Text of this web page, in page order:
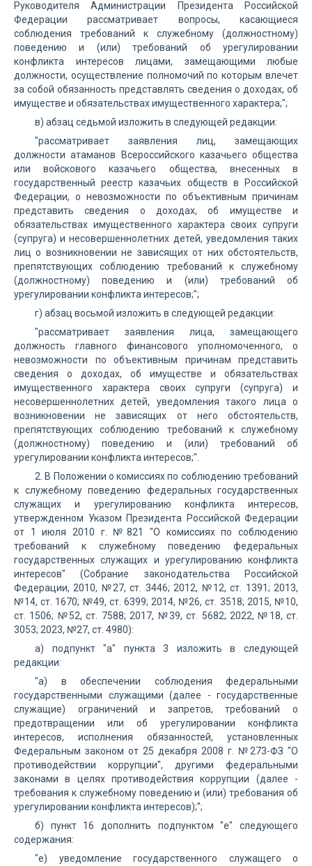
Руководителя Администрации Президента Российской
Федерации рассматривает вопросы, касающиеся
соблюдения требований к служебному (должностному)
поведению и (или) требований об урегулировании
конфликта интересов лицами, замещающими любые
должности, осуществление полномочий по которым влечет
за собой обязанность представлять сведения о доходах, об
имуществе и обязательствах имущественного характера;";
в) абзац седьмой изложить в следующей редакции:
"рассматривает заявления лиц, замещающих
должности атаманов Всероссийского казачьего общества
или войскового казачьего общества, внесенных в
государственный реестр казачьих обществ в Российской
Федерации, о невозможности по объективным причинам
представить сведения о доходах, об имуществе и
обязательствах имущественного характера своих супруги
(супруга) и несовершеннолетних детей, уведомления таких
лиц о возникновении не зависящих от них обстоятельств,
препятствующих соблюдению требований к служебному
(должностному) поведению и (или) требований об
урегулировании конфликта интересов;";
г) абзац восьмой изложить в следующей редакции:
"рассматривает заявления лица, замещающего
должность главного финансового уполномоченного, о
невозможности по объективным причинам представить
сведения о доходах, об имуществе и обязательствах
имущественного характера своих супруги (супруга) и
несовершеннолетних детей, уведомления такого лица о
возникновении не зависящих от него обстоятельств,
препятствующих соблюдению требований к служебному
(должностному) поведению и (или) требований об
урегулировании конфликта интересов;".
2. В Положении о комиссиях по соблюдению требований
к служебному поведению федеральных государственных
служащих и урегулированию конфликта интересов,
утвержденном Указом Президента Российской Федерации
от 1 июля 2010 г. №821 "О комиссиях по соблюдению
требований к служебному поведению федеральных
государственных служащих и урегулированию конфликта
интересов" (Собрание законодательства Российской
Федерации, 2010, №27, ст. 3446; 2012, №12, ст. 1391; 2013,
№14, ст. 1670; №49, ст. 6399; 2014, №26, ст. 3518; 2015, №10,
ст. 1506; №52, ст. 7588; 2017, №39, ст. 5682; 2022, №18, ст.
3053; 2023, №27, ст. 4980):
а) подпункт "а" пункта 3 изложить в следующей
редакции:
"а) в обеспечении соблюдения федеральными
государственными служащими (далее - государственные
служащие) ограничений и запретов, требований о
предотвращении или об урегулировании конфликта
интересов, исполнения обязанностей, установленных
Федеральным законом от 25 декабря 2008 г. №273-ФЗ "О
противодействии коррупции", другими федеральными
законами в целях противодействия коррупции (далее -
требования к служебному поведению и (или) требования об
урегулировании конфликта интересов);";
б) пункт 16 дополнить подпунктом "е" следующего
содержания:
"е) уведомление государственного служащего о